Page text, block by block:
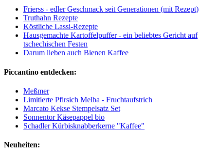
Frierss - edler Geschmack seit Generationen (mit Rezept)
Truthahn Rezepte
Köstliche Lassi-Rezepte
Hausgemachte Kartoffelpuffer - ein beliebtes Gericht auf
tschechischen Festen
Darum lieben auch Bienen Kaffee
Piccantino entdecken:
Meßmer
Limitierte Pfirsich Melba - Fruchtaufstrich
Marcato Kekse Stempelsatz Set
Sonnentor Käsepappel bio
Schadler Kürbisknabberkerne "Kaffee"
Neuheiten: